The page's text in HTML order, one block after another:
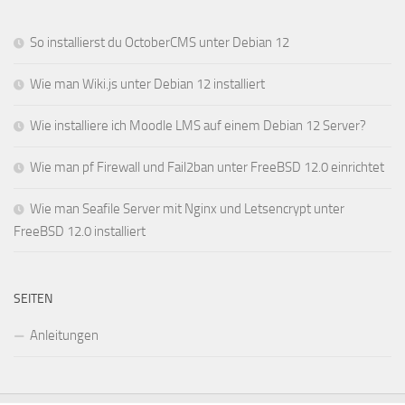
So installierst du OctoberCMS unter Debian 12
Wie man Wiki.js unter Debian 12 installiert
Wie installiere ich Moodle LMS auf einem Debian 12 Server?
Wie man pf Firewall und Fail2ban unter FreeBSD 12.0 einrichtet
Wie man Seafile Server mit Nginx und Letsencrypt unter
FreeBSD 12.0 installiert
SEITEN
Anleitungen